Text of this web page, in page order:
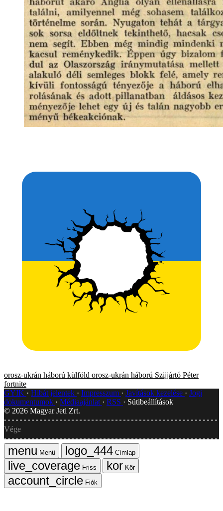
orosz-ukrán háború külföld orosz-ukrán háború Szijjártó Péter
fortnite
GYIK
Hibát jelentek Impresszum Javítások kezelése
Jogi
dokumentumok
Médiaajánlat RSS
Sütibeállítások
© 2026 Magyar Jeti Zrt.
Vége
Menü
Címlap
Friss
Kör
Fiók